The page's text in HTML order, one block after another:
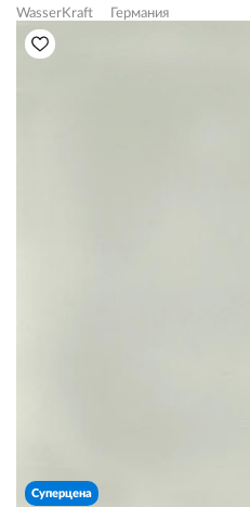
WasserKraft Германия
Суперцена